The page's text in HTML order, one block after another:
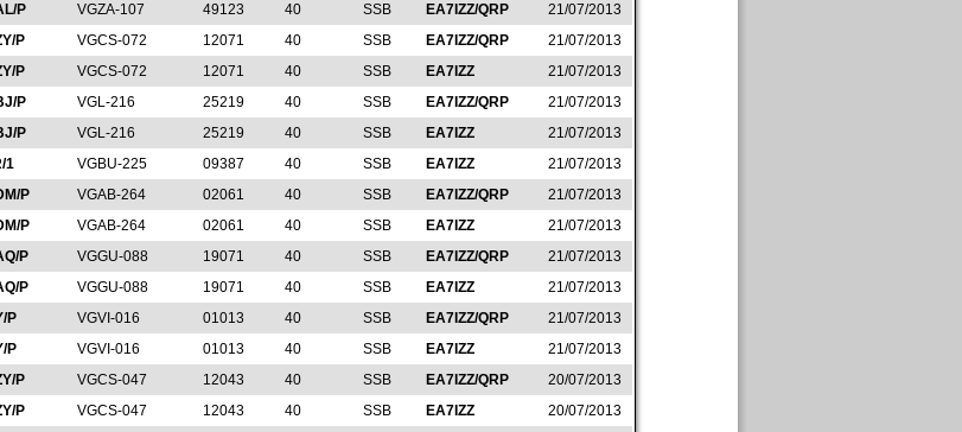
P
VGZA-107 49123 40 SSB EA7IZZ/QRP
21/07/2013
P
VGCS-072 12071 40 SSB EA7IZZ/QRP
21/07/2013
P
VGCS-072 12071 40 SSB EA7IZZ
21/07/2013
P
VGL-216 25219 40 SSB EA7IZZ/QRP
21/07/2013
P
VGL-216 25219 40 SSB EA7IZZ
21/07/2013
1
VGBU-225 09387 40 SSB EA7IZZ
21/07/2013
P
VGAB-264 02061 40 SSB EA7IZZ/QRP
21/07/2013
P
VGAB-264 02061 40 SSB EA7IZZ
21/07/2013
P
VGGU-088 19071 40 SSB EA7IZZ/QRP
21/07/2013
P
VGGU-088 19071 40 SSB EA7IZZ
21/07/2013
P
VGVI-016 01013 40 SSB EA7IZZ/QRP
21/07/2013
P
VGVI-016 01013 40 SSB EA7IZZ
21/07/2013
P
VGCS-047 12043 40 SSB EA7IZZ/QRP
20/07/2013
P
VGCS-047 12043 40 SSB EA7IZZ
20/07/2013